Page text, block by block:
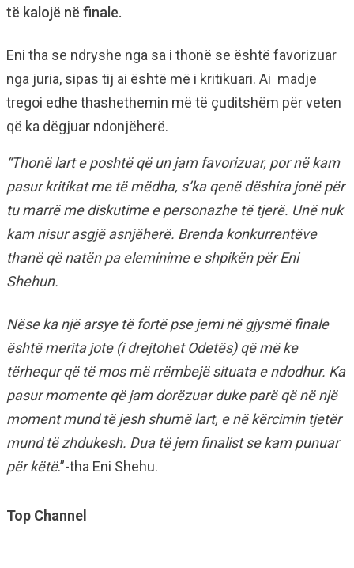
të kalojë në finale.
Eni tha se ndryshe nga sa i thonë se është favorizuar
nga juria, sipas tij ai është më i kritikuari. Ai madje
tregoi edhe thashethemin më të çuditshëm për veten
që ka dëgjuar ndonjëherë.
“Thonë lart e poshtë që un jam favorizuar, por në kam
pasur kritikat me të mëdha, s’ka qenë dëshira jonë për
tu marrë me diskutime e personazhe të tjerë. Unë nuk
kam nisur asgjë asnjëherë. Brenda konkurrentëve
thanë që natën pa eleminime e shpikën për Eni
Shehun.
Nëse ka një arsye të fortë pse jemi në gjysmë finale
është merita jote (i drejtohet Odetës) që më ke
tërhequr që të mos më rrëmbejë situata e ndodhur. Ka
pasur momente që jam dorëzuar duke parë që në një
moment mund të jesh shumë lart, e në kërcimin tjetër
mund të zhdukesh. Dua të jem finalist se kam punuar
për këtë.”-tha Eni Shehu.
Top Channel